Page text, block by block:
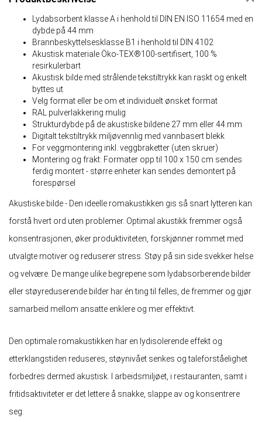
Lydabsorbent klasse A i henhold til DIN EN ISO 11654 med en
dybde på 44 mm
Brannbeskyttelsesklasse B1 i henhold til DIN 4102
Akustisk materiale Öko-TEX®100-sertifisert, 100 %
resirkulerbart
Akustisk bilde med strålende tekstiltrykk kan raskt og enkelt
byttes ut
Velg format eller be om et individuelt ønsket format
RAL pulverlakkering mulig
Strukturdybde på de akustiske bildene 27 mm eller 44 mm
Digitalt tekstiltrykk miljøvennlig med vannbasert blekk
For veggmontering inkl. veggbraketter (uten skruer)
Montering og frakt: Formater opp til 100 x 150 cm sendes
ferdig montert - større enheter kan sendes demontert på
forespørsel
Akustiske bilde - Den ideelle romakustikken gis så snart lytteren kan
forstå hvert ord uten problemer. Optimal akustikk fremmer også
konsentrasjonen, øker produktiviteten, forskjønner rommet med
utvalgte motiver og reduserer stress. Støy på sin side svekker helse
og velvære. De mange ulike begrepene som lydabsorberende bilder
eller støyreduserende bilder har én ting til felles, de fremmer og gjør
samarbeid mellom ansatte enklere og mer effektivt.
Den optimale romakustikken har en lydisolerende effekt og
etterklangstiden reduseres, støynivået senkes og taleforståelighet
forbedres dermed akustisk. I arbeidsmiljøet, i restauranten, samt i
fritidsaktiviteter er det lettere å snakke, slappe av og konsentrere
seg.